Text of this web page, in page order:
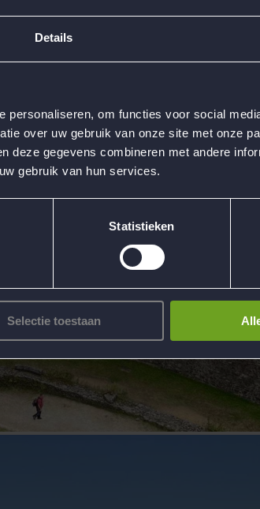
Details
personaliseren, om functies voor social
over uw gebruik van onze site met onze
deze gegevens combineren met andere
gebruik van hun services.
Statistieken
Selectie toestaan